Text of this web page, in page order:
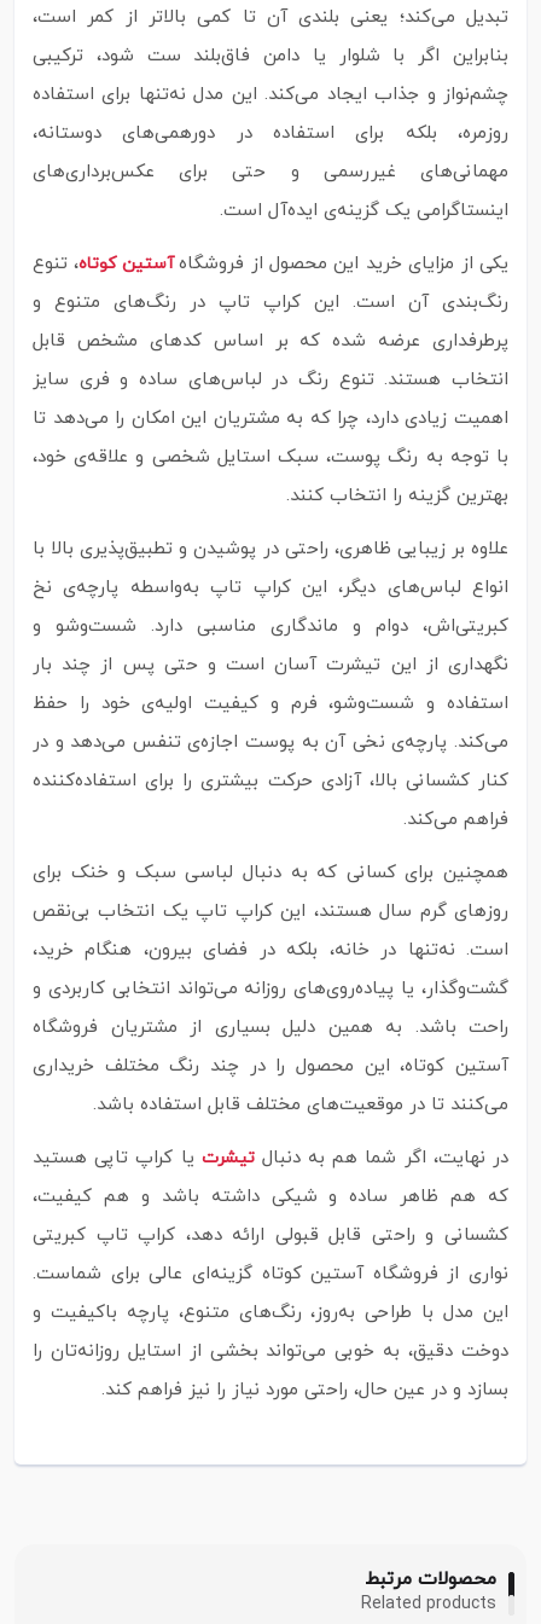
تبدیل می‌کند؛ یعنی بلندی آن تا کمی بالاتر از کمر است،
بنابراین اگر با شلوار یا دامن فاق‌بلند ست شود، ترکیبی
چشم‌نواز و جذاب ایجاد می‌کند. این مدل نه‌تنها برای استفاده
روزمره، بلکه برای استفاده در دورهمی‌های دوستانه،
مهمانی‌های غیررسمی و حتی برای عکس‌برداری‌های
اینستاگرامی یک گزینه‌ی ایده‌آل است.
یکی از مزایای خرید این محصول از فروشگاهآستین کوتاه، تنوع
رنگ‌بندی آن است. این کراپ تاپ در رنگ‌های متنوع و
پرطرفداری عرضه شده که بر اساس کدهای مشخص قابل
انتخاب هستند. تنوع رنگ در لباس‌های ساده و فری سایز
اهمیت زیادی دارد، چرا که به مشتریان این امکان را می‌دهد تا
با توجه به رنگ پوست، سبک استایل شخصی و علاقه‌ی خود،
بهترین گزینه را انتخاب کنند.
علاوه بر زیبایی ظاهری، راحتی در پوشیدن و تطبیق‌پذیری بالا با
انواع لباس‌های دیگر، این کراپ تاپ به‌واسطه پارچه‌ی نخ
کبریتی‌اش، دوام و ماندگاری مناسبی دارد. شست‌وشو و
نگهداری از این تیشرت آسان است و حتی پس از چند بار
استفاده و شست‌وشو، فرم و کیفیت اولیه‌ی خود را حفظ
می‌کند. پارچه‌ی نخی آن به پوست اجازه‌ی تنفس می‌دهد و در
کنار کشسانی بالا، آزادی حرکت بیشتری را برای استفاده‌کننده
فراهم می‌کند.
همچنین برای کسانی که به دنبال لباسی سبک و خنک برای
روزهای گرم سال هستند، این کراپ تاپ یک انتخاب بی‌نقص
است. نه‌تنها در خانه، بلکه در فضای بیرون، هنگام خرید،
گشت‌وگذار، یا پیاده‌روی‌های روزانه می‌تواند انتخابی کاربردی و
راحت باشد. به همین دلیل بسیاری از مشتریان فروشگاه
آستین کوتاه، این محصول را در چند رنگ مختلف خریداری
می‌کنند تا در موقعیت‌های مختلف قابل استفاده باشد.
در نهایت، اگر شما هم به دنبالتیشرت یا کراپ تاپی هستید
که هم ظاهر ساده و شیکی داشته باشد و هم کیفیت،
کشسانی و راحتی قابل قبولی ارائه دهد، کراپ تاپ کبریتی
نواری از فروشگاه آستین کوتاه گزینه‌ای عالی برای شماست.
این مدل با طراحی به‌روز، رنگ‌های متنوع، پارچه باکیفیت و
دوخت دقیق، به‌ خوبی می‌تواند بخشی از استایل روزانه‌تان را
بسازد و در عین حال، راحتی مورد نیاز را نیز فراهم کند.
محصولات مرتبط
Related products